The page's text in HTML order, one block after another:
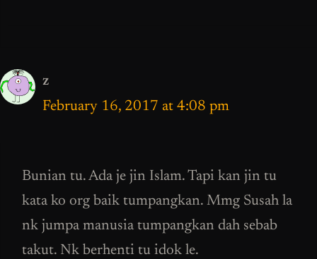
z
February 16, 2017 at 4:08 pm
Bunian tu. Ada je jin Islam. Tapi kan jin tu
kata ko org baik tumpangkan. Mmg Susah la
nk jumpa manusia tumpangkan dah sebab
takut. Nk berhenti tu idok le.